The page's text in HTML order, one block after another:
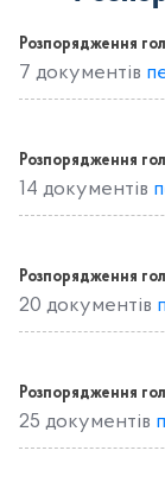
Розпорядження
7 документів
Розпорядження
14 документів
Розпорядження
20 документів
Розпорядження
25 документів